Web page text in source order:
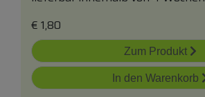
€ 1,80
Zum Produkt
In den Warenkorb